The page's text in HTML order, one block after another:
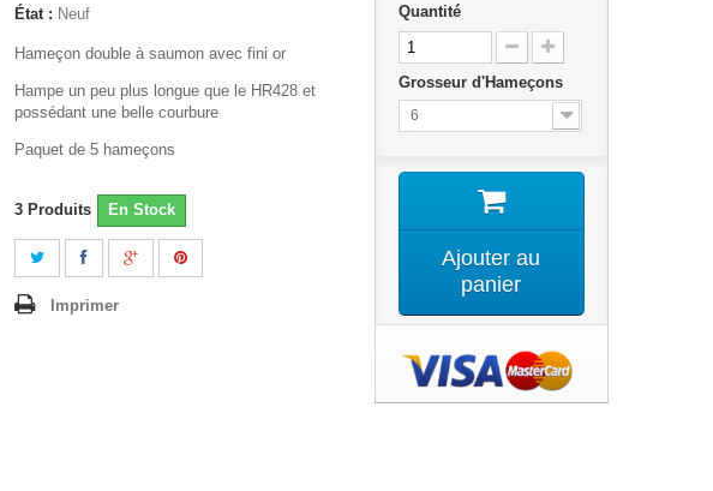
État : Neuf
Hameçon double à saumon avec fini or
Hampe un peu plus longue que le HR428 et
possédant une belle courbure
Paquet de 5 hameçons
3 Produits En Stock
Imprimer
Quantité
Grosseur d'Hameçons
6
Ajouter au
panier